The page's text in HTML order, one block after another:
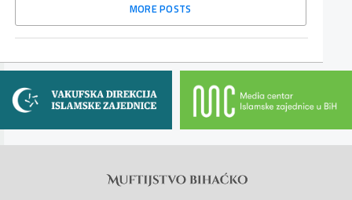
MORE POSTS